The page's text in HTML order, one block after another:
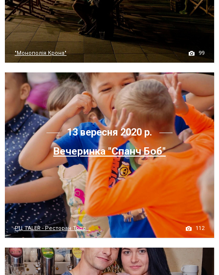
"Монополія Крона" 99
13 вересня 2020 р.
Вечеринка "Спанч Боб"
РЦ TALER - Ресторан Торс... 112